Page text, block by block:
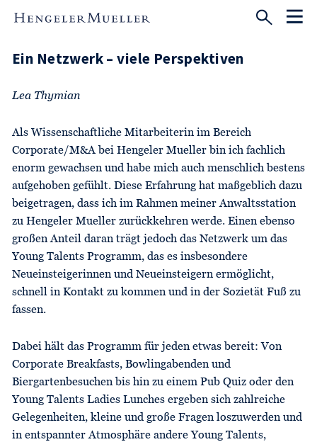
Ein Netzwerk – viele Perspektiven
Lea Thymian
Als Wissenschaftliche Mitarbeiterin im Bereich
Corporate/M&A bei Hengeler Mueller bin ich fachlich
enorm gewachsen und habe mich auch menschlich bestens
aufgehoben gefühlt. Diese Erfahrung hat maßgeblich dazu
beigetragen, dass ich im Rahmen meiner Anwaltsstation
zu Hengeler Mueller zurückkehren werde. Einen ebenso
großen Anteil daran trägt jedoch das Netzwerk um das
Young Talents Programm, das es insbesondere
Neueinsteigerinnen und Neueinsteigern ermöglicht,
schnell in Kontakt zu kommen und in der Sozietät Fuß zu
fassen.
Dabei hält das Programm für jeden etwas bereit: Von
Corporate Breakfasts, Bowlingabenden und
Biergartenbesuchen bis hin zu einem Pub Quiz oder den
Young Talents Ladies Lunches ergeben sich zahlreiche
Gelegenheiten, kleine und große Fragen loszuwerden und
in entspannter Atmosphäre andere Young Talents,